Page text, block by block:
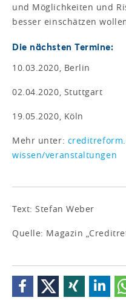
und Möglichkeiten und
besser einschätzen
Die nächsten Termine:
10.03.2020, Berlin
02.04.2020, Stuttgart
19.05.2020, Köln
Mehr unter:
wissen/veranstaltungen
Text: Stefan Weber
Quelle: Magazin